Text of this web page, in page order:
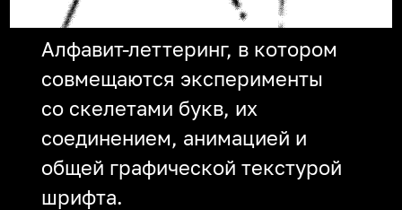
Алфавит-леттеринг, в котором
совмещаются эксперименты
со скелетами букв, их
соединением, анимацией и
общей графической текстурой
шрифта.